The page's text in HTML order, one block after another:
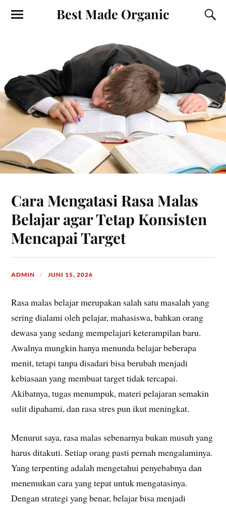
Best Made Organic
Cara Mengatasi Rasa Malas
Belajar agar Tetap Konsisten
Mencapai Target
ADMIN JUNI 15, 2026
Rasa malas belajar merupakan salah satu masalah yang
sering dialami oleh pelajar, mahasiswa, bahkan orang
dewasa yang sedang mempelajari keterampilan baru.
Awalnya mungkin hanya menunda belajar beberapa
menit, tetapi tanpa disadari bisa berubah menjadi
kebiasaan yang membuat target tidak tercapai.
Akibatnya, tugas menumpuk, materi pelajaran semakin
sulit dipahami, dan rasa stres pun ikut meningkat.
Menurut saya, rasa malas sebenarnya bukan musuh yang
harus ditakuti. Setiap orang pasti pernah mengalaminya.
Yang terpenting adalah mengetahui penyebabnya dan
menemukan cara yang tepat untuk mengatasinya.
Dengan strategi yang benar, belajar bisa menjadi